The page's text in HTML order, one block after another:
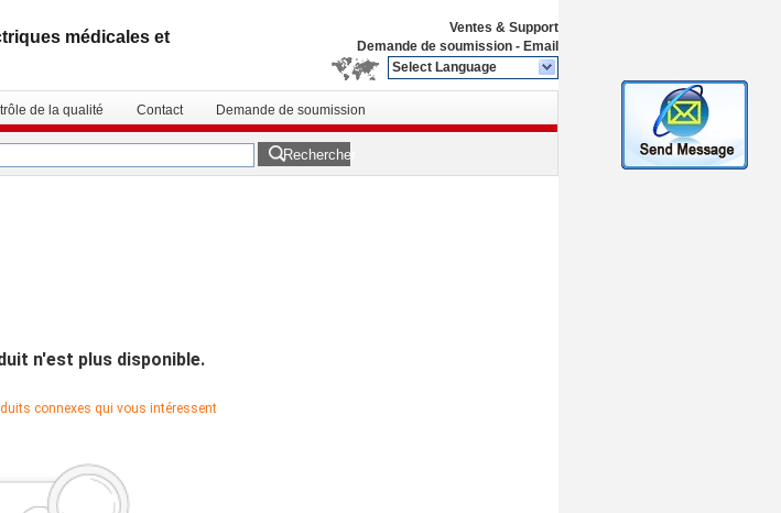
médicales et
Ventes & Support
Demande de soumission - Email
Select Language
de la qualité Contact Demande de soumission
Rechercher
n'est plus disponible.
connexes qui vous intéressent